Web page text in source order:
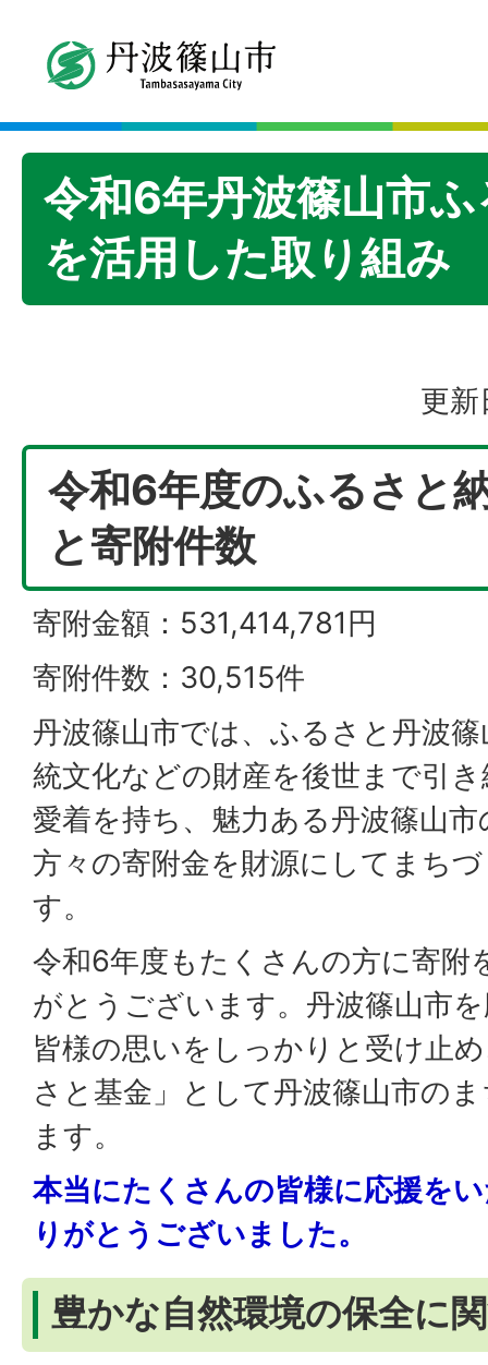
令和6年丹波篠山市
を活用した取り組み
更
令和6年度のふるさと
と寄附件数
寄附金額：531,414,781円
寄附件数：30,515件
丹波篠山市では、ふるさと丹波
統文化などの財産を後世まで引
愛着を持ち、魅力ある丹波篠山
方々の寄附金を財源にしてまち
す。
令和6年度もたくさんの方に寄附
がとうございます。丹波篠山市
皆様の思いをしっかりと受け止
さと基金」として丹波篠山市の
ます。
本当にたくさんの皆様に応援を
りがとうございました。
豊かな自然環境の保全に